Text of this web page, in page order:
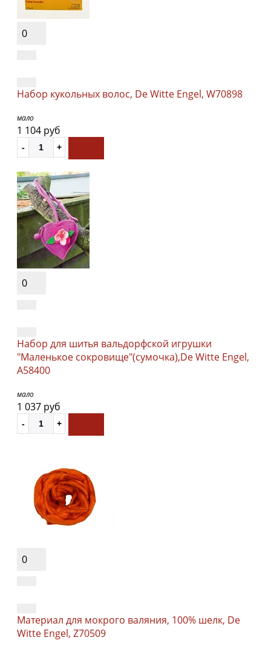
0
Набор кукольных волос, De Witte Engel, W70898
мало
1 104 руб
0
Набор для шитья вальдорфской игрушки
"Маленькое сокровище"(сумочка),De Witte Engel,
A58400
мало
1 037 руб
0
Материал для мокрого валяния, 100% шелк, De
Witte Engel, Z70509